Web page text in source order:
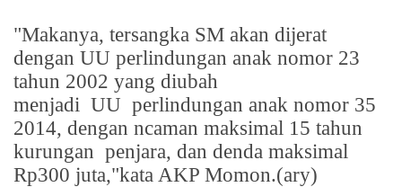
"Makanya, tersangka SM akan dijerat
dengan UU perlindungan anak nomor 23
tahun 2002 yang diubah
menjadi UU perlindungan anak nomor 35
2014, dengan ncaman maksimal 15 tahun
kurungan penjara, dan denda maksimal
Rp300 juta,"kata AKP Momon.(ary)